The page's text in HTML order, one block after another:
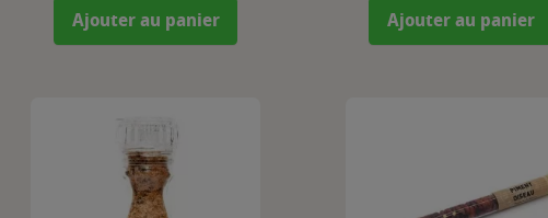
Ajouter au panier Ajouter au panier